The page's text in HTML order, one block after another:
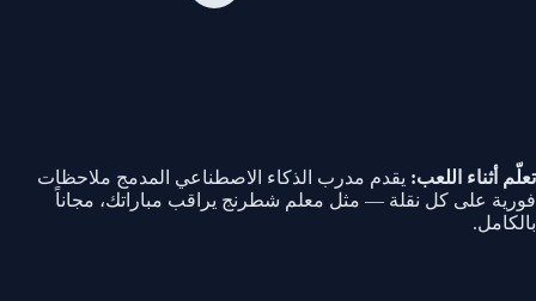
تعلّم أثناء اللعب: يقدم مدرب الذكاء الاصطناعي المدمج ملاحظات
فورية على كل نقلة — مثل معلم شطرنج يراقب مباراتك، مجاناً
بالكامل.